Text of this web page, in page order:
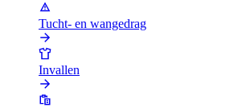
Tucht- en wangedrag
Invallen